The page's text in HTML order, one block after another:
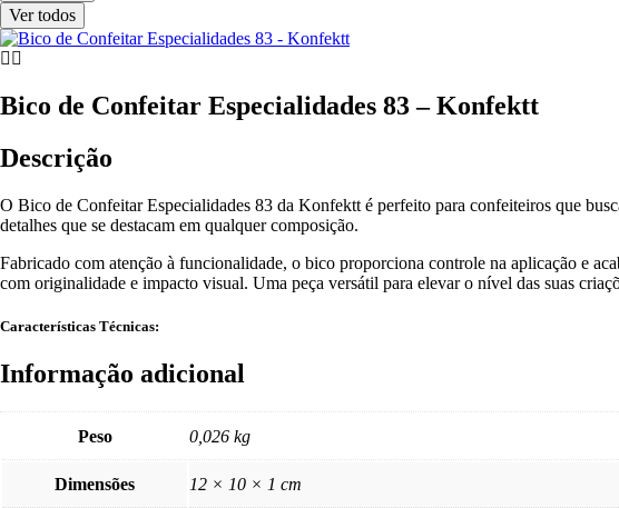
Ver todos
Bico de Confeitar Especialidades 83 – Konfektt
Descrição
O Bico de Confeitar Especialidades 83 da Konfektt é perfeito para confeiteiros que
detalhes que se destacam em qualquer composição.
Fabricado com atenção à funcionalidade, o bico proporciona controle na aplicação e
com originalidade e impacto visual. Uma peça versátil para elevar o nível das suas
Características Técnicas:
Informação adicional
Peso 0,026 kg
Dimensões 12 × 10 × 1 cm